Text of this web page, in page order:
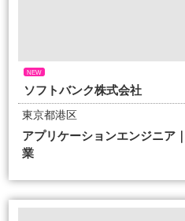
NEW
ソフトバンク株式会社
東京都港区
アプリケーションエンジニア
業